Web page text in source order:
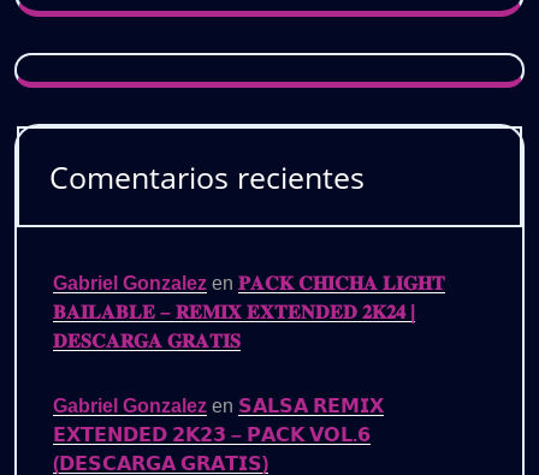
Comentarios recientes
Gabriel Gonzalez en 𝐏𝐀𝐂𝐊 𝐂𝐇𝐈𝐂𝐇𝐀 𝐋𝐈𝐆𝐇𝐓
𝐁𝐀𝐈𝐋𝐀𝐁𝐋𝐄 – 𝐑𝐄𝐌𝐈𝐗 𝐄𝐗𝐓𝐄𝐍𝐃𝐄𝐃 𝟐𝐊𝟐𝟒 |
𝐃𝐄𝐒𝐂𝐀𝐑𝐆𝐀 𝐆𝐑𝐀𝐓𝐈𝐒
Gabriel Gonzalez en 𝗦𝗔𝗟𝗦𝗔 𝗥𝗘𝗠𝗜𝗫
𝗘𝗫𝗧𝗘𝗡𝗗𝗘𝗗 𝟮𝗞𝟮𝟯 – 𝗣𝗔𝗖𝗞 𝗩𝗢𝗟.𝟲
(𝗗𝗘𝗦𝗖𝗔𝗥𝗚𝗔 𝗚𝗥𝗔𝗧𝗜𝗦)